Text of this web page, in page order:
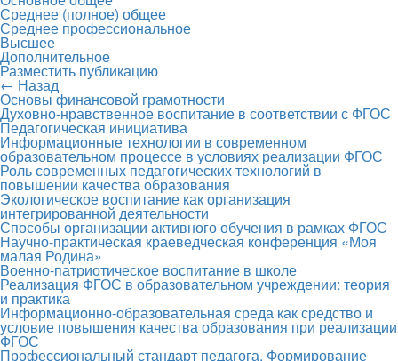
Среднее (полное) общее
Среднее профессиональное
Высшее
Дополнительное
Разместить публикацию
← Назад
Основы финансовой грамотности
Духовно-нравственное воспитание в соответствии с ФГОС
Педагогическая инициатива
Информационные технологии в современном
образовательном процессе в условиях реализации ФГОС
Роль современных педагогических технологий в
повышении качества образования
Экологическое воспитание как организация
интегрированной деятельности
Способы организации активного обучения в рамках ФГОС
Научно-практическая краеведческая конференция «Моя
малая Родина»
Военно-патриотическое воспитание в школе
Реализация ФГОС в образовательном учреждении: теория
и практика
Информационно-образовательная среда как средство и
условие повышения качества образования при реализации
ФГОС
Профессиональный стандарт педагога. Формирование